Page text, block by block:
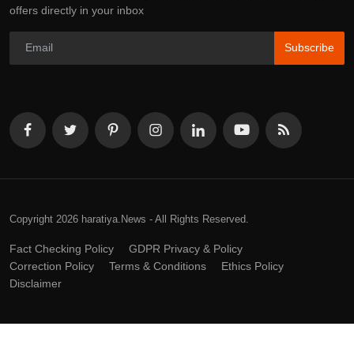
offers directly in your inbox
Subscribe
Copyright 2026 haratiya.News - All Rights Reserved.
Fact Checking Policy
GDPR Privacy & Policy
Correction Policy
Terms & Conditions
Ethics Policy
Disclaimer